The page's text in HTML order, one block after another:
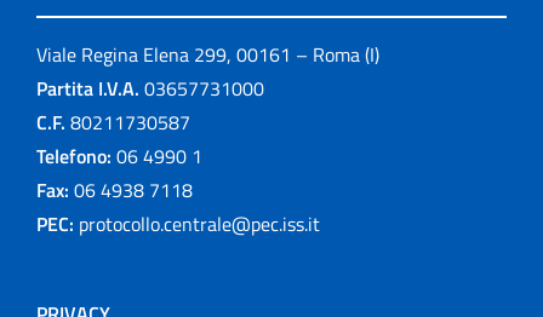
Viale Regina Elena 299, 00161 – Roma (I)
Partita I.V.A. 03657731000
C.F. 80211730587
Telefono: 06 4990 1
Fax: 06 4938 7118
PEC: protocollo.centrale@pec.iss.it